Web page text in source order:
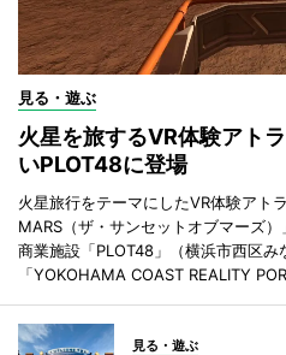
見る・遊ぶ
火星を旅するVR体験アト
いPLOT48に登場
火星旅行をテーマにしたVR体験アト
MARS（ザ・サンセットオブマーズ
商業施設「PLOT48」（横浜市西区み
「YOKOHAMA COAST REALITY
見る・遊ぶ